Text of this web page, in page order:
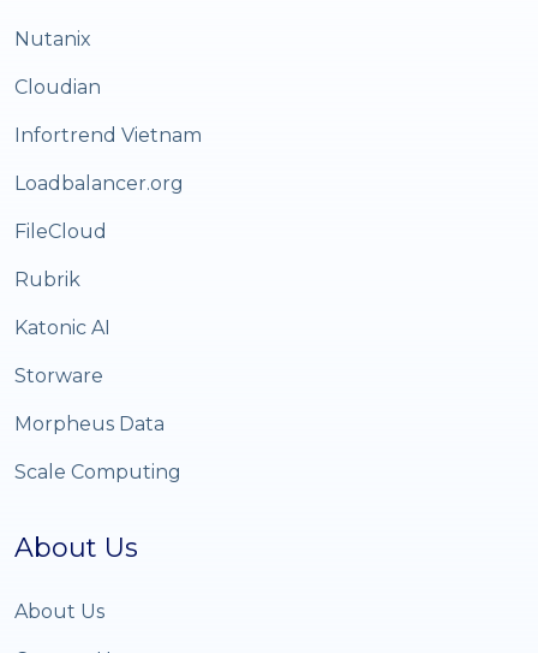
Nutanix
Cloudian
Infortrend Vietnam
Loadbalancer.org
FileCloud
Rubrik
Katonic AI
Storware
Morpheus Data
Scale Computing
About Us
About Us